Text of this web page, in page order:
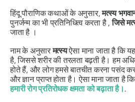
हिंदू पौराणिक कथाओं के अनुसार,मत्स्य
पुनर्जन्म का भी प्रतिनिधित्व करता है ,जिसे
जाता है ।
नाम के अनुसारमत्स्यऐसा माना जाता है कि
है, जिससे शरीर की तरलता बढ़ती है। हम
होते हैं, और लोग हमसे बातचीत करना पसंद
और ज्ञान प्राप्त होता है। ऐसा माना जाता है
हमारी रोग प्रतिरोधक क्षमता को बढ़ाता है।.